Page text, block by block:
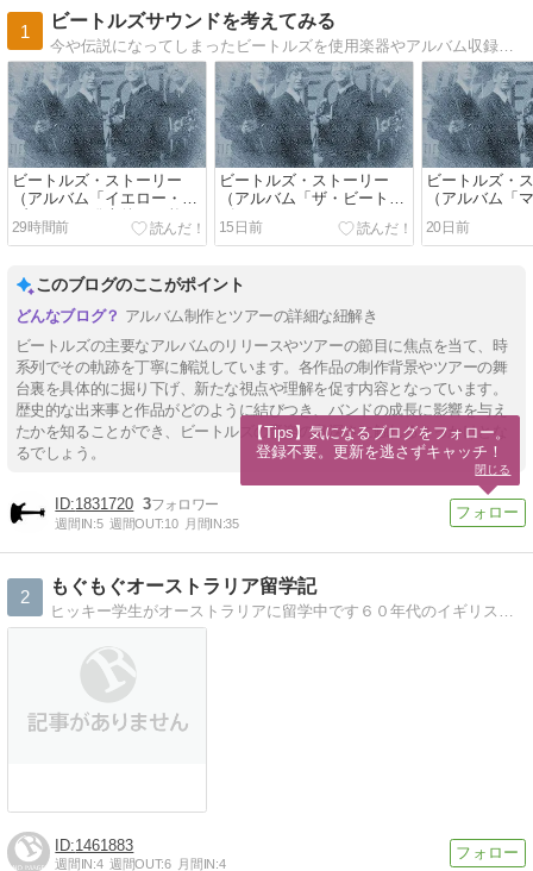
1
ビートルズサウンドを考えてみる
今や伝説になってしまったビートルズを使用楽器やアルバム収録曲などを通しサウンド面から今一度考えてみるというブログ
ビートルズ・ストーリー
（アルバム「イエロー・サ
ブマリン」発売後～11枚目
のアルバム「アビイ・ロー
29時間前
ビートルズ・ストーリー
（アルバム「ザ・ビートル
ズ（ホワイトアルバム）」
発売後～10枚目のアルバム
15日前
ビートルズ・
（アルバム「
ステリー・ツ
～9枚目のアル
20日前
このブログのここがポイント
アルバム制作とツアーの詳細な紐解き
ビートルズの主要なアルバムのリリースやツアーの節目に焦点を当て、時
系列でその軌跡を丁寧に解説しています。各作品の制作背景やツアーの舞
台裏を具体的に掘り下げ、新たな視点や理解を促す内容となっています。
歴史的な出来事と作品がどのように結びつき、バンドの成長に影響を与え
たかを知ることができ、ビートルズの音楽の奥深さに触れるきっかけとな
るでしょう。
1831720 3
週間IN:5 週間OUT:10 月間IN:35
2
もぐもぐオーストラリア留学記
ヒッキー学生がオーストラリアに留学中です６０年代のイギリスの音楽が大好物です。
1461883
週間IN:4 週間OUT:6 月間IN:4
【Tips】気になるブログをフォロー。
登録不要。更新を逃さずキャッチ！
閉じる